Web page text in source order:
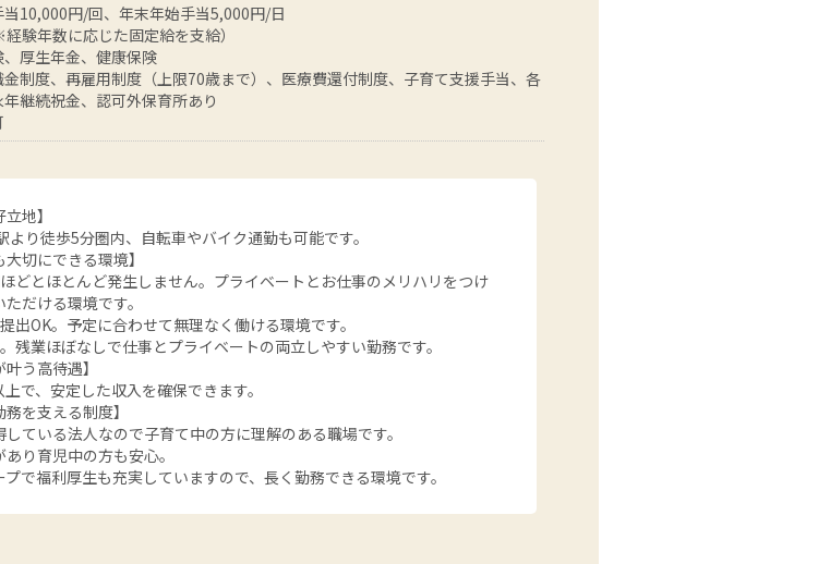
当10,000円/回、年末年始手当5,000円/日
験年数に応じた固定給を支給）
、厚生年金、健康保険
金制度、再雇用制度（上限70歳まで）、医療費還付制度、子育て支援手当、各
継続祝金、認可外保育所あり
地】
より徒歩5分圏内、自転車やバイク通勤も可能です。
大切にできる環境】
どとほとんど発生しません。プライベートとお仕事のメリハリをつけ
だける環境です。
出OK。予定に合わせて無理なく働ける環境です。
残業ほぼなしで仕事とプライベートの両立しやすい勤務です。
う高待遇】
で、安定した収入を確保できます。
務を支える制度】
している法人なので子育て中の方に理解のある職場です。
り育児中の方も安心。
プで福利厚生も充実していますので、長く勤務できる環境です。